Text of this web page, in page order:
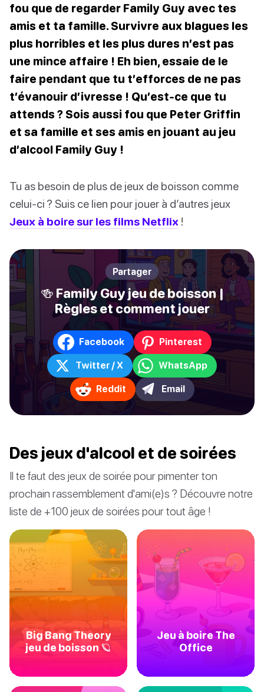
fou que de regarder Family Guy avec tes
amis et ta famille. Survivre aux blagues les
plus horribles et les plus dures n’est pas
une mince affaire ! Eh bien, essaie de le
faire pendant que tu t’efforces de ne pas
t’évanouir d’ivresse ! Qu’est-ce que tu
attends ? Sois aussi fou que Peter Griffin
et sa famille et ses amis en jouant au jeu
d’alcool Family Guy !
Tu as besoin de plus de jeux de boisson comme
celui-ci ? Suis ce lien pour jouer à d’autres jeux
Jeux à boire sur les films Netflix !
Partager
🍻 Family Guy jeu de boisson |
Règles et comment jouer
Facebook Pinterest
Twitter / X WhatsApp
Reddit Email
Des jeux d'alcool et de soirées
Il te faut des jeux de soirée pour pimenter ton
prochain rassemblement d'ami(e)s ? Découvre notre
liste de +100 jeux de soirées pour tout âge !
Big Bang Theory
jeu de boisson 🪐
Jeu à boire The
Office